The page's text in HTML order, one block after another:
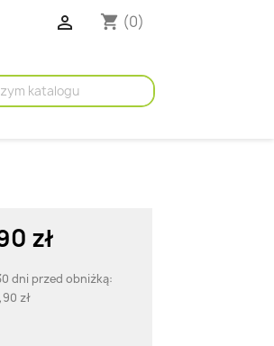
 shopping_cart (0)
zł
dni przed obniżką:
zł